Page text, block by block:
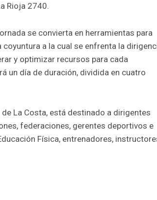
Rioja 2740.
se convierta en herramientas para
a la cual se enfrenta la
y optimizar recursos para cada
un día de duración, dividida en cuatro
La Costa, está destinado a dirigentes
federaciones, gerentes deportivos e
Física, entrenadores,